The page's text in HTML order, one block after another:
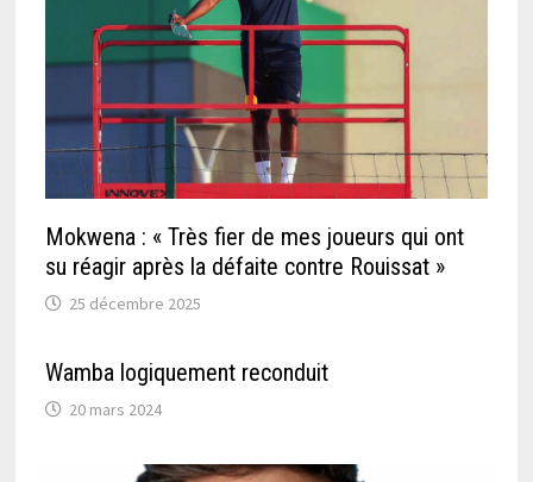
Mokwena : « Très fier de mes joueurs qui ont
su réagir après la défaite contre Rouissat »
25 décembre 2025
Wamba logiquement reconduit
20 mars 2024